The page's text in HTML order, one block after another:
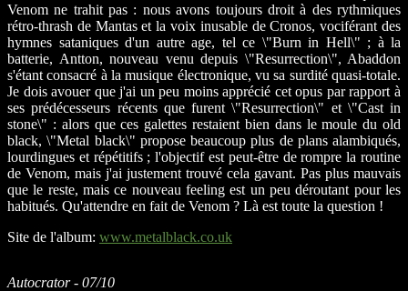
Venom ne trahit pas : nous avons toujours droit à des rythmiques
rétro-thrash de Mantas et la voix inusable de Cronos, vociférant des
hymnes sataniques d'un autre age, tel ce \"Burn in Hell\" ; à la
batterie, Antton, nouveau venu depuis \"Resurrection\", Abaddon
s'étant consacré à la musique électronique, vu sa surdité quasi-totale.
Je dois avouer que j'ai un peu moins apprécié cet opus par rapport à
ses prédécesseurs récents que furent \"Resurrection\" et \"Cast in
stone\" : alors que ces galettes restaient bien dans le moule du old
black, \"Metal black\" propose beaucoup plus de plans alambiqués,
lourdingues et répétitifs ; l'objectif est peut-être de rompre la routine
de Venom, mais j'ai justement trouvé cela gavant. Pas plus mauvais
que le reste, mais ce nouveau feeling est un peu déroutant pour les
habitués. Qu'attendre en fait de Venom ? Là est toute la question !
Site de l'album: www.metalblack.co.uk
Autocrator - 07/10